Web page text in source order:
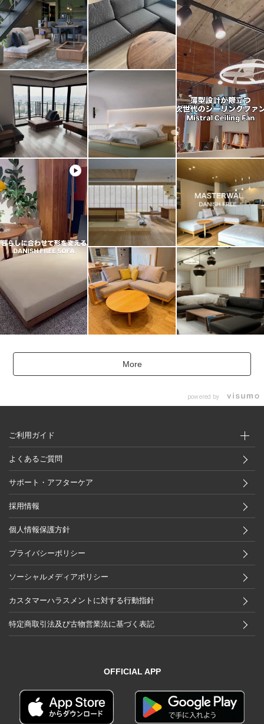
More
powered by
ご利用ガイド
よくあるご質問
サポート・アフターケア
採用情報
個人情報保護方針
プライバシーポリシー
ソーシャルメディアポリシー
カスタマーハラスメントに対する行動指針
特定商取引法及び古物営業法に基づく表記
OFFICIAL APP